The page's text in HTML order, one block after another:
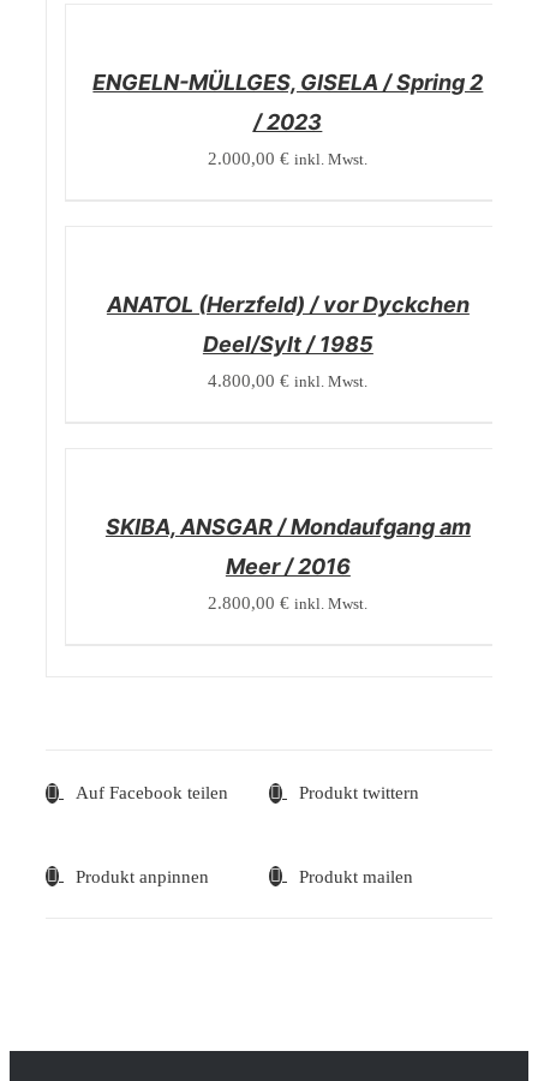
ENGELN-MÜLLGES, GISELA / Spring 2
/ 2023
2.000,00€ inkl. Mwst.
ANATOL (Herzfeld) / vor Dyckchen
Deel/Sylt / 1985
4.800,00€ inkl. Mwst.
SKIBA, ANSGAR / Mondaufgang am
Meer / 2016
2.800,00€ inkl. Mwst.
Auf Facebook teilen Produkt twittern
Produkt anpinnen Produkt mailen